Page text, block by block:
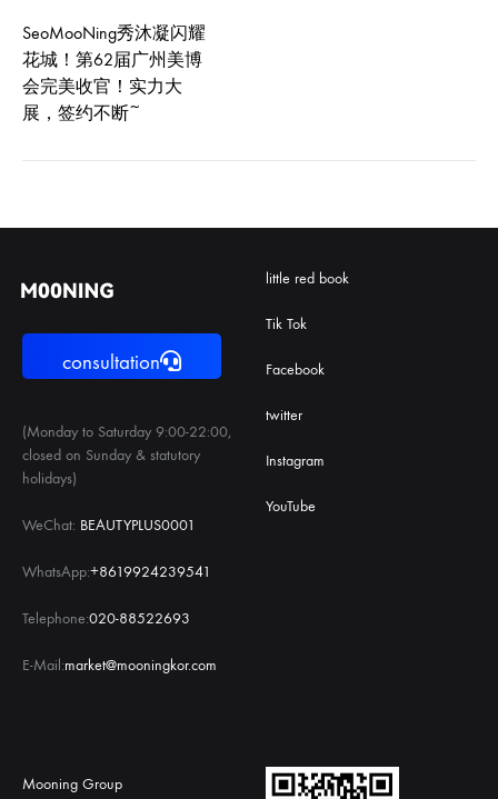
Post
navigation
SeoMooNing秀沐凝闪耀
花城！第62届广州美博
会完美收官！实力大
展，签约不断~
consultation
(Monday to Saturday 9:00-22:00,
closed on Sunday & statutory
holidays)
WeChat: BEAUTYPLUS0001
WhatsApp:+8619924239541
Telephone:020-88522693
E-Mail:market@mooningkor.com
little red book
Tik Tok
Facebook
twitter
Instagram
YouTube
Mooning Group